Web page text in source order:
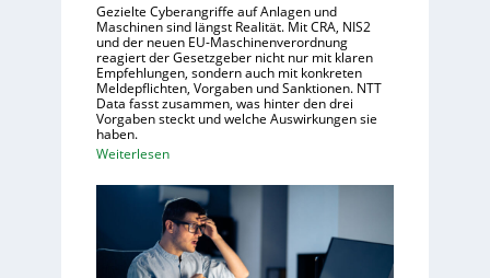
m
e
n
s
c
h
a
f
f
ü
r
R
o
Gezielte Cyberangriffe auf Anlagen und
Maschinen sind längst Realität. Mit CRA, NIS2
und der neuen EU-Maschinenverordnung
reagiert der Gesetzgeber nicht nur mit klaren
Empfehlungen, sondern auch mit konkreten
Meldepflichten, Vorgaben und Sanktionen. NTT
Data fasst zusammen, was hinter den drei
Vorgaben steckt und welche Auswirkungen sie
haben.
Weiterlesen:
i
n
k
u